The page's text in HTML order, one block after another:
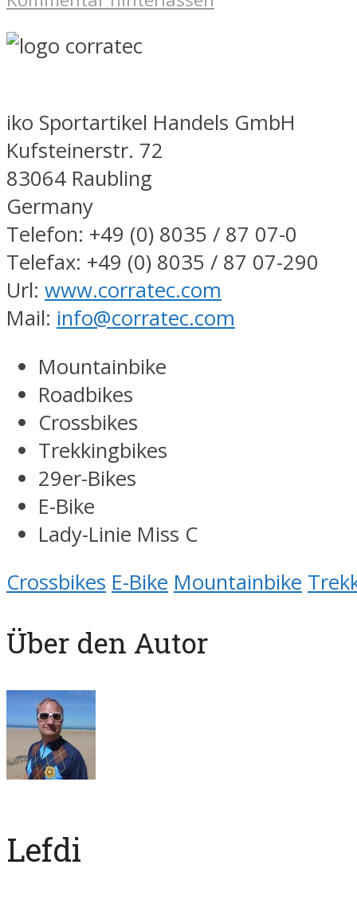
iko Sportartikel Handels GmbH
Kufsteinerstr. 72
83064 Raubling
Germany
Telefon: +49 (0) 8035 / 87 07-0
Telefax: +49 (0) 8035 / 87 07-290
Url: www.corratec.com
Mail: info@corratec.com
Mountainbike
Roadbikes
Crossbikes
Trekkingbikes
29er-Bikes
E-Bike
Lady-Linie Miss C
Crossbikes E-Bike Mountainbike
Über den Autor
Lefdi